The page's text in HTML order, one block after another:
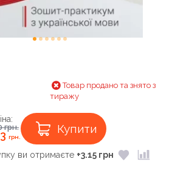
Товар продано та знято з
тиражу
грн.
грн.
Купити
ви отримаєте +3.15 грн